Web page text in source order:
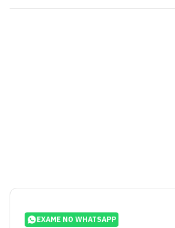
EXAME NO WHATSAPP